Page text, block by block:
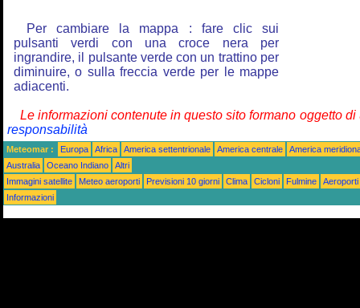
Per cambiare la mappa : fare clic sui
pulsanti verdi con una croce nera per
ingrandire, il pulsante verde con un trattino per
diminuire, o sulla freccia verde per le mappe
adiacenti.
Le informazioni contenute in questo sito formano oggetto
responsabilità
Meteomar : Europa Africa America settentrionale America centrale
America
Australia
Oceano Indiano
Altri
Immagini satellite
Meteo aeroporti Previsioni 10 giorni Clima Cicloni Fulmine
Aeroporti
Informazioni